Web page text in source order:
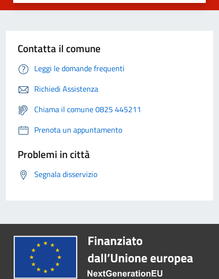
Contatta il comune
Leggi le domande frequenti
Richiedi Assistenza
Chiama il comune 0825 445211
Prenota un appuntamento
Problemi in città
Segnala disservizio